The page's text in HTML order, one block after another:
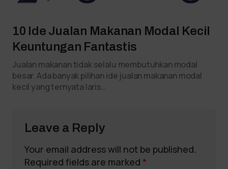
10 Ide Jualan Makanan Modal Kecil
Keuntungan Fantastis
Jualan makanan tidak selalu membutuhkan modal
besar. Ada banyak pilihan ide jualan makanan modal
kecil yang ternyata laris…
Leave a Reply
Your email address will not be published.
Required fields are marked *